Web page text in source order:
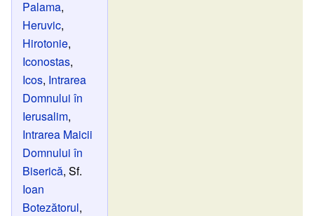
Palama,
Heruvic,
Hirotonie,
Iconostas,
Icos, Intrarea
Domnului în
Ierusalim,
Intrarea Maicii
Domnului în
Biserică, Sf.
Ioan
Botezătorul,